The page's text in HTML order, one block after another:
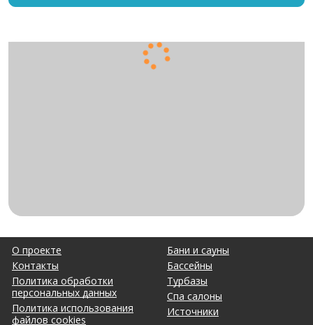
О проекте
Контакты
Политика обработки
персональных данных
Политика использования
файлов cookies
Бани и сауны
Бассейны
Турбазы
Спа салоны
Источники